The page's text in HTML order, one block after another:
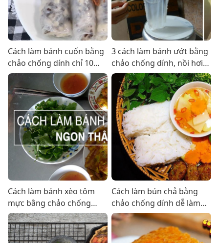
Cách làm bánh cuốn bằng
chảo chống dính chỉ 10
phút có ngay bữa sáng
3 cách làm bánh ướt bằng
chảo chống dính, nồi hơi,
xửng hấp
Cách làm bánh xèo tôm
mực bằng chảo chống
dính của cô nàng sinh viên
Cách làm bún chả bằng
chảo chống dính dễ làm
tại nhà